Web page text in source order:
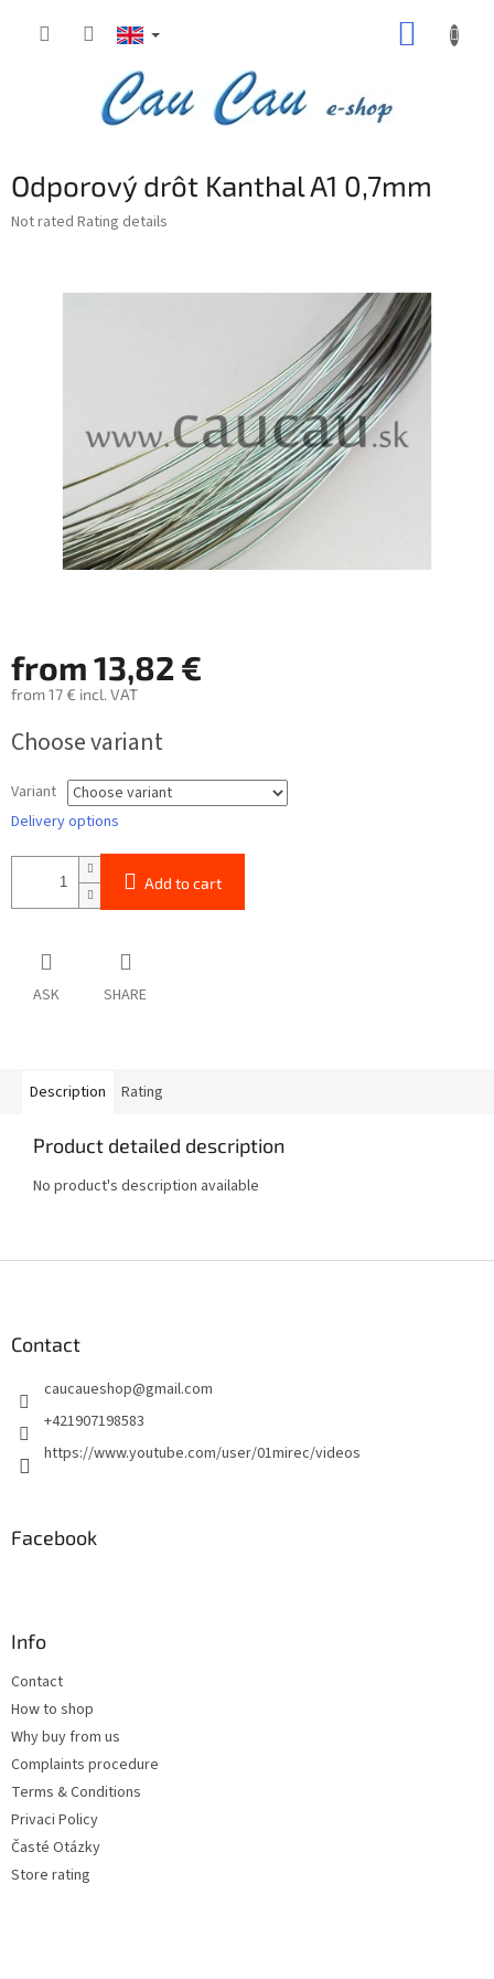
Odporový drôt Kanthal A1 0,7mm
The
Not rated Rating details
from13,82 €
from17 € incl. VAT
price:
Choose variant
Variant
Delivery options
Add to cart
ASK SHARE
Description Rating
Product detailed description
No product's description available
Contact
caucaueshop@gmail.com
+421907198583
https://www.youtube.com/user/01mirec/videos
Facebook
Info
Contact
How to shop
Why buy from us
Complaints procedure
Terms & Conditions
Privaci Policy
Časté Otázky
Store rating